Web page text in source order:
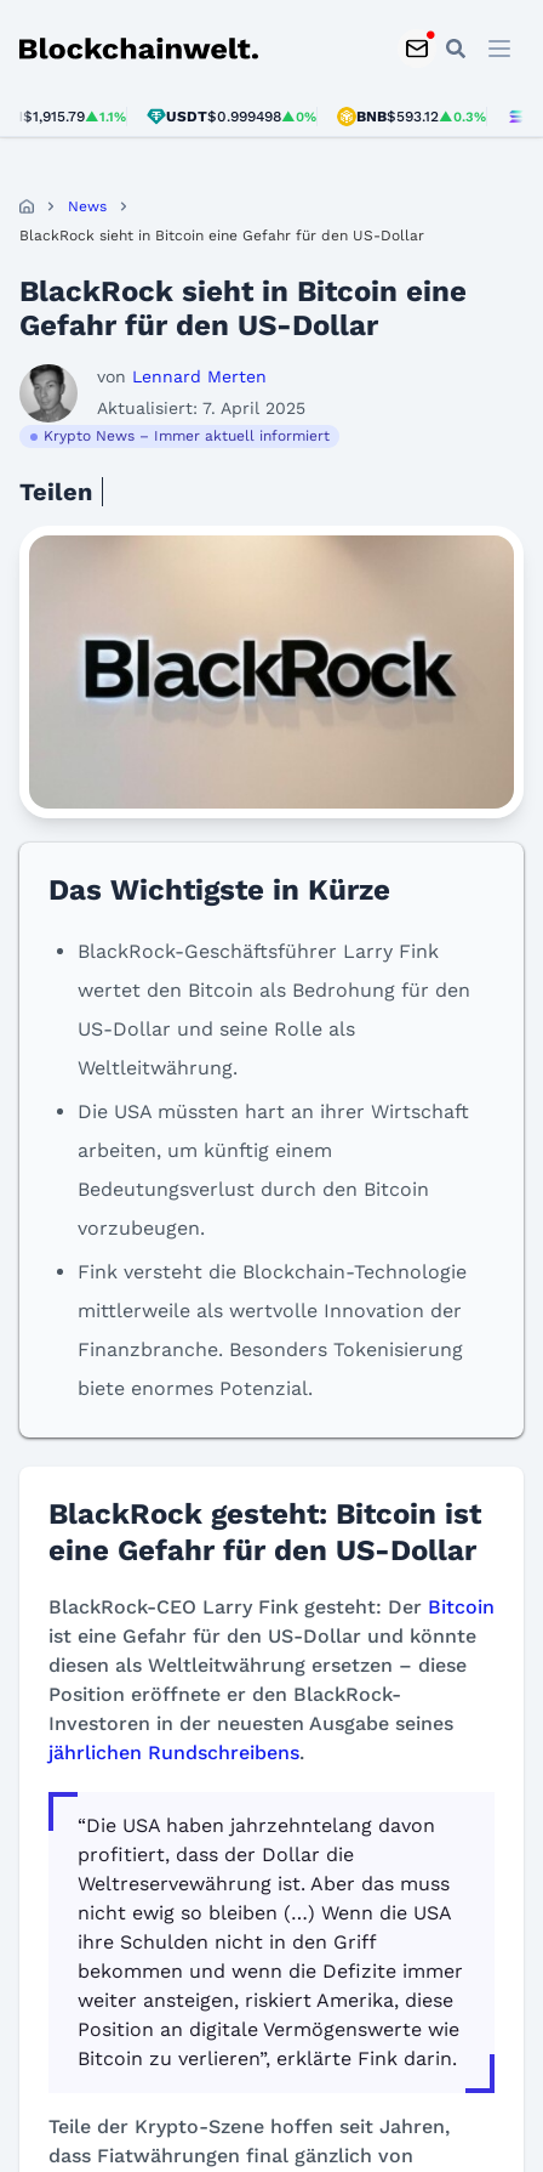
Blockchainwelt
▲1.1% USDT$0.999498▲0% BNB$593.12▲0.3% SOL
News
BlackRock sieht in Bitcoin eine Gefahr für den US-Dollar
BlackRock sieht in Bitcoin eine
Gefahr für den US-Dollar
von Lennard Merten
Aktualisiert: 7. April 2025
Krypto News – Immer aktuell informiert
Teilen
Das Wichtigste in Kürze
BlackRock-Geschäftsführer Larry Fink
wertet den Bitcoin als Bedrohung für den
US-Dollar und seine Rolle als
Weltleitwährung.
Die USA müssten hart an ihrer Wirtschaft
arbeiten, um künftig einem
Bedeutungsverlust durch den Bitcoin
vorzubeugen.
Fink versteht die Blockchain-Technologie
mittlerweile als wertvolle Innovation der
Finanzbranche. Besonders Tokenisierung
biete enormes Potenzial.
BlackRock gesteht: Bitcoin ist
eine Gefahr für den US-Dollar
BlackRock-CEO Larry Fink gesteht: Der Bitcoin
ist eine Gefahr für den US-Dollar und könnte
diesen als Weltleitwährung ersetzen – diese
Position eröffnete er den BlackRock-
Investoren in der neuesten Ausgabe seines
jährlichen Rundschreibens.
“Die USA haben jahrzehntelang davon
profitiert, dass der Dollar die
Weltreservewährung ist. Aber das muss
nicht ewig so bleiben (…) Wenn die USA
ihre Schulden nicht in den Griff
bekommen und wenn die Defizite immer
weiter ansteigen, riskiert Amerika, diese
Position an digitale Vermögenswerte wie
Bitcoin zu verlieren”, erklärte Fink darin.
Teile der Krypto-Szene hoffen seit Jahren,
dass Fiatwährungen final gänzlich von